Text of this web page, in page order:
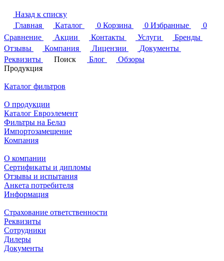
Назад к списку
Главная
Каталог 0 Корзина 0 Избранные
0
Сравнение
Акции Контакты Услуги
Бренды
Отзывы
Компания Лицензии
Документы
Реквизиты
Поиск Блог
Обзоры
Продукция
Каталог фильтров
О продукции
Каталог Евроэлемент
Фильтры на Белаз
Импортозамещение
Компания
О компании
Сертификаты и дипломы
Отзывы и испытания
Анкета потребителя
Информация
Страхование ответственности
Реквизиты
Сотрудники
Дилеры
Документы